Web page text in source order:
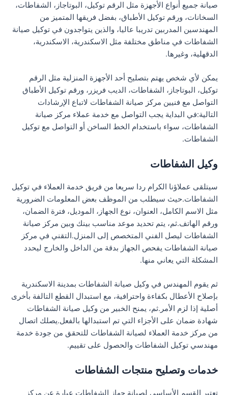
صيانة جميع أنواع الأجهزة مثل الرقم توكيل، البوتاجاز، الشفاطات،
السخانات، ورقم توكيل الأطباق، بفضل فريقها المتميز من
المهندسين المدربين تدريبا عاليا، والذين يتواجدون في توكيل صيانة
الشفاطات في مناطق مختلفة مثل الاسكندرية، الاسكندرية،
الدقهلية، وغيرها.
يمكن لأي شخص يهتم بتصليح أحد الأجهزة المنزلية مثل الرقم
توكيل، البوتاجاز، الشفاطات، الديب فريزر، ورقم توكيل الأطباق
التواصل مع فنيين مركز صيانة الشفاطات لاتباع الإرشادات
التالية:في البداية يجب التواصل مع خدمة عملاء مركز صيانة
الشفاطات، سواء باستخدام الخط الساخن أو التواصل مع توكيل
الشفاطات.
وكيل الشفاطات
سيتلقى عملاؤنا الكرام ردا سريعا من فريق خدمة العملاء في توكيل
الشفاطات.حيث سيطلب من الموظف بعض المعلومات الضرورية
مثل الاسم الكامل، العنوان، نوع الجهاز، الموديل، فترة الضمان،
ورقم الهاتف.ثم، يتم تحديد موعد مناسب بينك وبين مركز صيانة
الشفاطات ليصل الفني المتخصص إلى المنزل.التقني في مركز
صيانة الشفاطات يفحص الجهاز بدقة من الداخل والخارج ليحدد
المشكلة التي يعاني منها.
ثم يقوم المهندس في وكيل صيانة الشفاطات بمدينة الاسكندرية
بإصلاح الأعطال بكفاءة واحترافية، مع استبدال القطع التالفة بأخرى
أصلية إذا لزم الأمر.ثم، يمنح الخبير من وكيل صيانة الشفاطات
شهادة ضمان على الأجزاء التي تم استبدالها بالفعل.يصلك اتصال
من مركز خدمة العملاء لصيانة الشفاطات للتحقق من جودة خدمة
مهندسي توكيل الشفاطات والحصول على تقييم.
خدمات وتصليح منتجات الشفاطات
تعتبر القسم الأساسي لصيانة جهاز الشفاطات عبارة عن مركز